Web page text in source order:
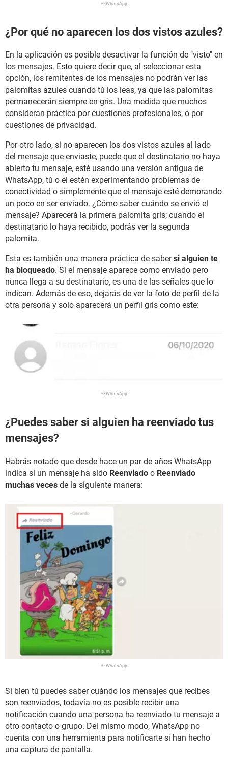
© WhatsApp
¿Por qué no aparecen los dos vistos azules?
En la aplicación es posible desactivar la función de "visto" en
los mensajes. Esto quiere decir que, al seleccionar esta
opción, los remitentes de los mensajes no podrán ver las
palomitas azules cuando tú los leas, ya que las palomitas
permanecerán siempre en gris. Una medida que muchos
consideran práctica por cuestiones profesionales, o por
cuestiones de privacidad.
Por otro lado, si no aparecen los dos vistos azules al lado
del mensaje que enviaste, puede que el destinatario no haya
abierto tu mensaje, esté usando una versión antigua de
WhatsApp, tú o él estén experimentando problemas de
conectividad o simplemente que el mensaje esté demorando
un poco en ser enviado. ¿Cómo saber cuándo se envió el
mensaje? Aparecerá la primera palomita gris; cuando el
destinatario lo haya recibido, podrás ver la segunda
palomita.
Esta es también una manera práctica de sabersi alguien te
ha bloqueado. Si el mensaje aparece como enviado pero
nunca llega a su destinatario, es una de las señales que lo
indican. Además de eso, dejarás de ver la foto de perfil de la
otra persona y solo aparecerá un perfil gris como este:
© WhatsApp
¿Puedes saber si alguien ha reenviado tus
mensajes?
Habrás notado que desde hace un par de años WhatsApp
indica si un mensaje ha sido Reenviado o Reenviado
muchas veces de la siguiente manera:
© WhatsApp
Si bien tú puedes saber cuándo los mensajes que recibes
son reenviados, todavía no es posible recibir una
notificación cuando una persona ha reenviado tu mensaje a
otro contacto o grupo. Del mismo modo, WhatsApp no
cuenta con una herramienta para notificarte si han hecho
una captura de pantalla.